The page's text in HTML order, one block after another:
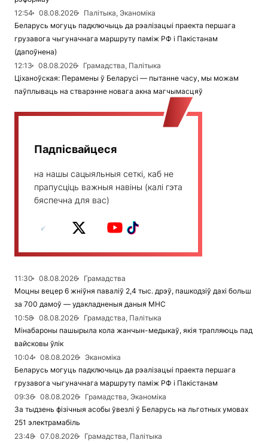
12:54
08.08.2026
Палітыка, Эканоміка
Беларусь могуць падключыць да рэалізацыі праекта першага
грузавога чыгуначнага маршруту паміж РФ і Пакістанам
(дапоўнена)
12:13
08.08.2026
Грамадства, Палітыка
Ціханоўская: Перамены ў Беларусі — пытанне часу, мы можам
паўплываць на стварэнне новага акна магчымасцяў
Падпісвайцеся
на нашы сацыяльныя сеткі, каб не
прапусціць важныя навіны (калі гэта
бяспечна для вас)
11:30 08.08.2026
Грамадства
Моцны вецер 6 жніўня паваліў 2,4 тыс. дрэў, пашкодзіў дахі больш
за 700 дамоў — удакладненыя даныя МНС
10:58
08.08.2026
Грамадства, Палітыка
Мінабароны пашырыла кола жанчын-медыкаў, якія трапляюць пад
вайсковы ўлік
10:04
08.08.2026
Эканоміка
Беларусь могуць падключыць да рэалізацыі праекта першага
грузавога чыгуначнага маршруту паміж РФ і Пакістанам
09:36
08.08.2026
Грамадства, Эканоміка
За тыдзень фізічныя асобы ўвезлі ў Беларусь на льготных умовах
251 электрамабіль
23:48
07.08.2026
Грамадства, Палітыка